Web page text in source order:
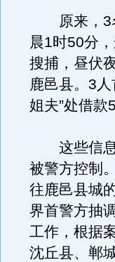
原来，3名
晨1时50分
搜捕，昼伏
鹿邑县。3
姐夫”处借
这些信息
被警方控制
往鹿邑县城
界首警方抽
工作，根据
沈丘县、郸